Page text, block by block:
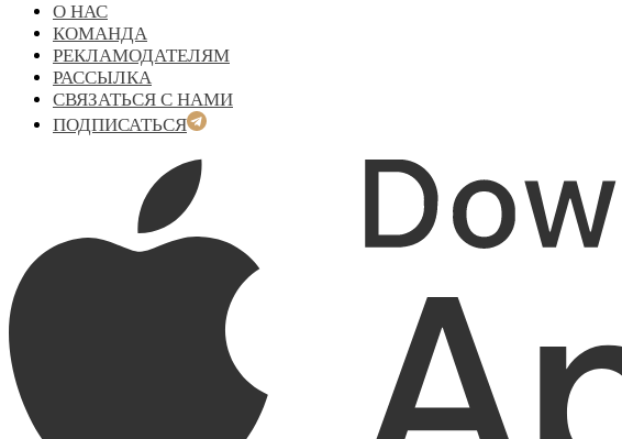
О НАС
КОМАНДА
РЕКЛАМОДАТЕЛЯМ
РАССЫЛКА
СВЯЗАТЬСЯ С НАМИ
ПОДПИСАТЬСЯ